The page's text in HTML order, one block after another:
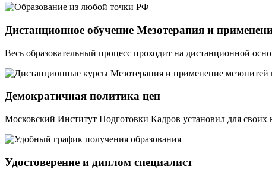
Дистанционное обучение Мезотерапия и
Весь образовательный процесс проходит на дистанционной
Демократичная политика цен
Московский Институт Подготовки Кадров установил для
Удостоверение и диплом специалист